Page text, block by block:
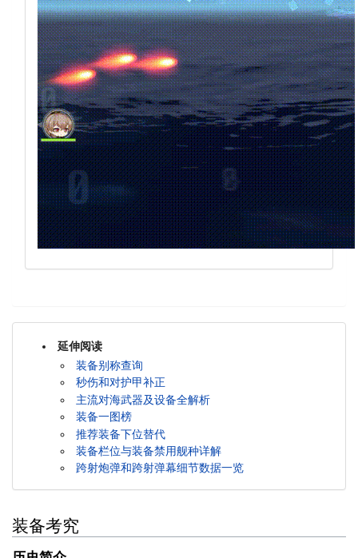
延伸阅读
装备别称查询
秒伤和对护甲补正
主流对海武器及设备全解析
装备一图榜
推荐装备下位替代
装备栏位与装备禁用舰种详解
跨射炮弹和跨射弹幕细节数据一览
装备考究